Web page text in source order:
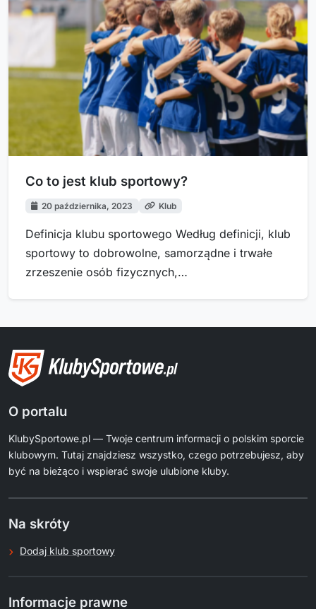
Co to jest klub sportowy?
20 października, 2023 Klub
Definicja klubu sportowego Według definicji, klub
sportowy to dobrowolne, samorządne i trwałe
zrzeszenie osób fizycznych,…
O portalu
KlubySportowe.pl — Twoje centrum informacji o polskim sporcie
klubowym. Tutaj znajdziesz wszystko, czego potrzebujesz, aby
być na bieżąco i wspierać swoje ulubione kluby.
Na skróty
Dodaj klub sportowy
Informacje prawne